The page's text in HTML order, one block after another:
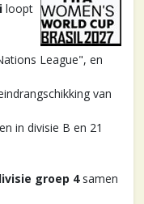
loopt
League", en
van
in divisie B en 21
groep 4samen